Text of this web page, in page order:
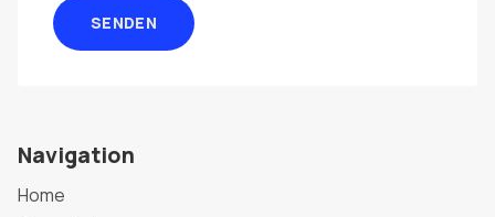
SENDEN
Navigation
Home